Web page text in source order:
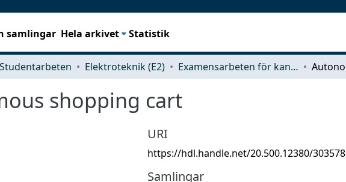
samlingar Hela arkivet Statistik
Studentarbeten Elektroteknik (E2) Examensarbeten för kandidatexamen
shopping cart
URI
https://hdl.handle.net/20.500.12380/303578
Samlingar